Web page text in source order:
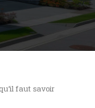
faut savoir